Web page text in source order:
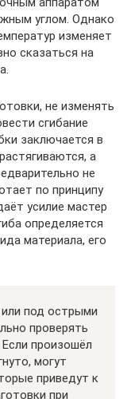
углом. Однако
изменяет
сказаться на
не изменять
сгибание
заключается в
а
не
по принципу
усилие мастер
определяется
материала, его
или под острыми
проверять
произошёл
могут
приведут к
при